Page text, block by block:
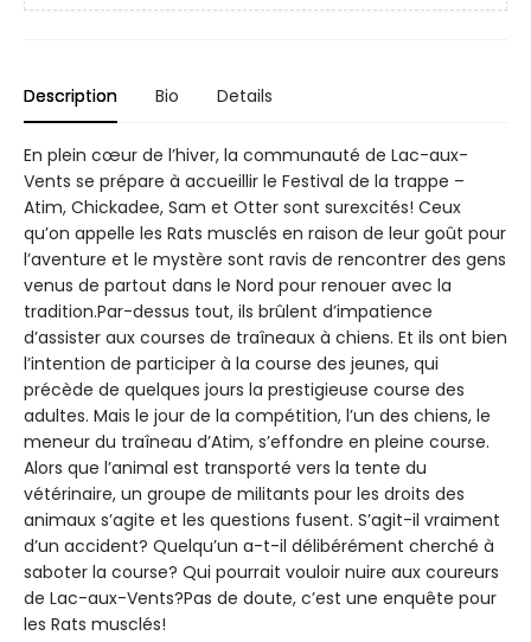
Description Bio Details
En plein cœur de l’hiver, la communauté de Lac-aux-
Vents se prépare à accueillir le Festival de la trappe –
Atim, Chickadee, Sam et Otter sont surexcités! Ceux
qu’on appelle les Rats musclés en raison de leur goût pour
l’aventure et le mystère sont ravis de rencontrer des gens
venus de partout dans le Nord pour renouer avec la
tradition.Par-dessus tout, ils brûlent d’impatience
d’assister aux courses de traîneaux à chiens. Et ils ont bien
l’intention de participer à la course des jeunes, qui
précède de quelques jours la prestigieuse course des
adultes. Mais le jour de la compétition, l’un des chiens, le
meneur du traîneau d’Atim, s’effondre en pleine course.
Alors que l’animal est transporté vers la tente du
vétérinaire, un groupe de militants pour les droits des
animaux s’agite et les questions fusent. S’agit-il vraiment
d’un accident? Quelqu’un a-t-il délibérément cherché à
saboter la course? Qui pourrait vouloir nuire aux coureurs
de Lac-aux-Vents?Pas de doute, c’est une enquête pour
les Rats musclés!